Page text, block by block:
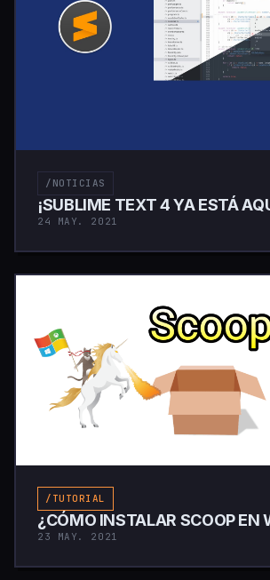
/NOTICIAS
¡SUBLIME TEXT 4 YA ESTÁ
24 MAY. 2021
/TUTORIAL
¿CÓMO INSTALAR SCOOP EN
23 MAY. 2021